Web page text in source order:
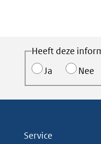
Heeft deze
Ja
Nee
Service